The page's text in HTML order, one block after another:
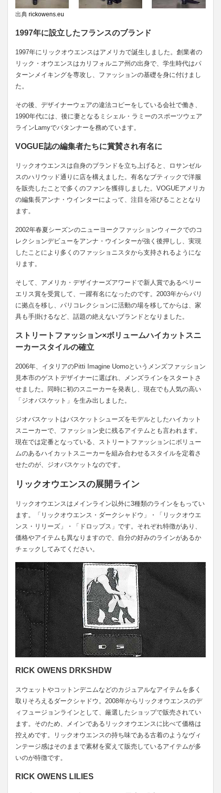
出典 rickowens.eu
1997年に設立したフランスのブランド
1997年にリックオウエンスはアメリカで誕生しました。創業者の
リック・オウエンスはカリフォルニア州の出身で、学生時代はパ
ターンメイキングを専攻し、ファッションの基礎を身に付けまし
た。
その後、デザイナーウェアの違法コピーをしている会社で働き、
1990年代には、後に妻となるミシェル・ラミーのスポーツウェア
ラインLamyでパタンナーを務めています。
VOGUE誌の編集者たちに賞賛され有名に
リックオウエンスは自身のブランドを立ち上げると、ロサンゼル
スのハリウッド通りに店を構えました。有名なブティックで洋服
を販売したことで多くのファンを獲得しました。VOGUEアメリカ
の編集長アンナ・ウインターによって、注目を浴びることとなり
ます。
2002年春夏シーズンのニューヨークファッションウィークでのコ
レクションデビューをアンナ・ウインターが強く後押しし、実現
したことにより多くのファッショニスタから支持されるようにな
ります。
そして、アメリカ・デザイナーズアワードで新人賞であるペリー
エリス賞を受賞して、一躍有名になったのです。2003年からパリ
に拠点を移し、パリコレクションに活動の場を移してからは、家
具も手掛けるなど、話題の絶えないブランドとなりました。
ストリートファッション×ボリュームハイカットスニ
ーカースタイルの確立
2006年、イタリアのPitti Imagine Uomoというメンズファッション
見本市のゲストデザイナーに選ばれ、メンズラインをスタートさ
せました。同時に初のスニーカーを発表し、現在でも人気の高い
「ジオバスケット」を生み出しました。
ジオバスケットはバスケットシューズをモデルとしたハイカット
スニーカーで、ファッション史に残るアイテムとも言われます。
現在では定番となっている、ストリートファッションにボリュー
ムのあるハイカットスニーカーを組み合わせるスタイルを定着さ
せたのが、ジオバスケットなのです。
リックオウエンスの展開ライン
リックオウエンスはメインライン以外に3種類のラインをもってい
ます。「リックオウエンス・ダークシャドウ」・「リックオウエ
ンス・リリーズ」・「ドロップス」です。それぞれ特徴があり、
価格やアイテムも異なりますので、自分の好みのラインがあるか
チェックしてみてください。
RICK OWENS DRKSHDW
スウェットやコットンデニムなどのカジュアルなアイテムを多く
取りそろえるダークシャドウ。2008年からリックオウエンスのデ
ィフュージョンラインとして、厳選したショップで販売されてい
ます。そのため、メインであるリックオウエンスに比べて価格は
控えめです。リックオウエンスの持ち味である古着のようなヴィ
ンテージ感はそのままで素材を変えて販売しているアイテムが多
いのが特徴です。
RICK OWENS LILIES